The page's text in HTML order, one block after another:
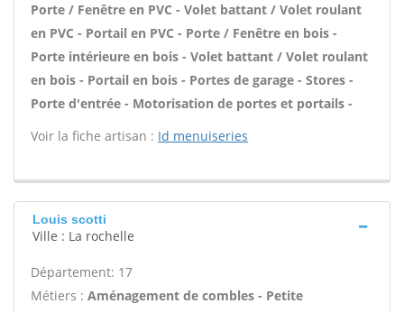
Porte / Fenêtre en PVC - Volet battant / Volet roulant
en PVC - Portail en PVC - Porte / Fenêtre en bois -
Porte intérieure en bois - Volet battant / Volet roulant
en bois - Portail en bois - Portes de garage - Stores -
Porte d'entrée - Motorisation de portes et portails -
Voir la fiche artisan : Id menuiseries
Louis scotti
Ville : La rochelle
Département: 17
Métiers : Aménagement de combles - Petite